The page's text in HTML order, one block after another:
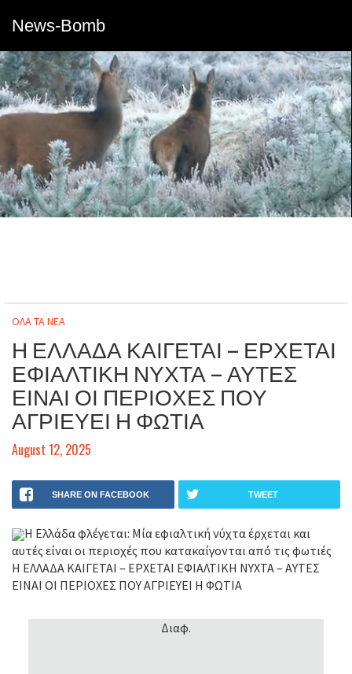
News-Bomb
ΟΛΑ ΤΑ ΝΕΑ
Η ΕΛΛΑΔΑ ΚΑΙΓΕΤΑΙ – ΕΡΧΕΤΑΙ
ΕΦΙΑΛΤΙΚΗ ΝΥΧΤΑ – ΑΥΤΕΣ
ΕΙΝΑΙ ΟΙ ΠΕΡΙΟΧΕΣ ΠΟΥ
ΑΓΡΙΕΥΕΙ Η ΦΩΤΙΑ
August 12, 2025
SHARE ON FACEBOOK TWEET
Η Ελλάδα φλέγεται: Μία εφιαλτική νύχτα έρχεται και
αυτές είναι οι περιοχές που κατακαίγονται από τις φωτιές
Η ΕΛΛΑΔΑ ΚΑΙΓΕΤΑΙ – ΕΡΧΕΤΑΙ ΕΦΙΑΛΤΙΚΗ ΝΥΧΤΑ – ΑΥΤΕΣ
ΕΙΝΑΙ ΟΙ ΠΕΡΙΟΧΕΣ ΠΟΥ ΑΓΡΙΕΥΕΙ Η ΦΩΤΙΑ
Διαφ.